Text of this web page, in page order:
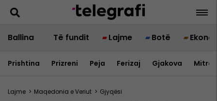
Ballina Të fundit Lajme Botë
Prishtina Prizreni Peja Ferizaj Gjakova
Lajme > Maqedonia e Veriut > Gjyqësi